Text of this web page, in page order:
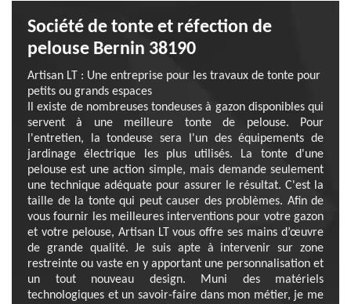
Société de tonte et réfection de
pelouse Bernin 38190
Artisan LT : Une entreprise pour les travaux de tonte pour
petits ou grands espaces
Il existe de nombreuses tondeuses à gazon disponibles qui
servent à une meilleure tonte de pelouse. Pour
l'entretien, la tondeuse sera l'un des équipements de
jardinage électrique les plus utilisés. La tonte d'une
pelouse est une action simple, mais demande seulement
une technique adéquate pour assurer le résultat. C'est la
taille de la tonte qui peut causer des problèmes. Afin de
vous fournir les meilleures interventions pour votre gazon
et votre pelouse, Artisan LT vous offre ses mains d’œuvre
de grande qualité. Je suis apte à intervenir sur zone
restreinte ou vaste en y apportant une personnalisation et
un tout nouveau design. Muni des matériels
technologiques et un savoir-faire dans mon métier, je me